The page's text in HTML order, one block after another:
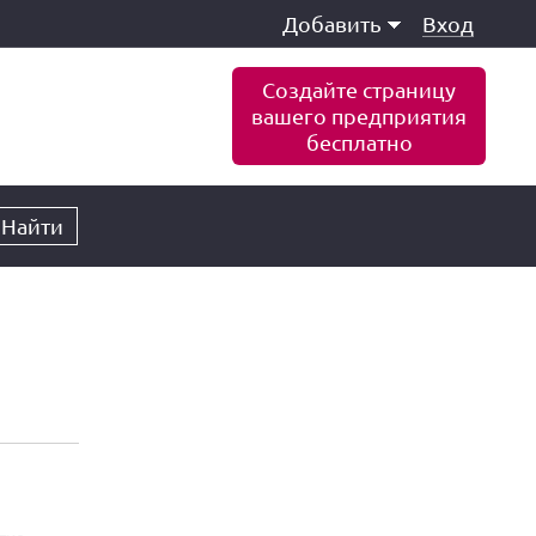
Добавить Вход
Создайте страницу
вашего предприятия
бесплатно
Найти